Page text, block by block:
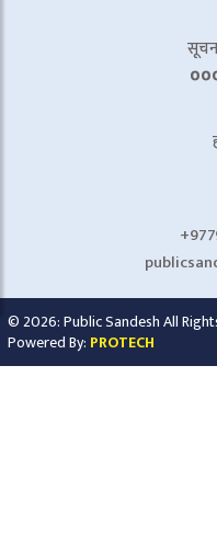
© 2026: Public Sandesh All
Powered By: PROTECH